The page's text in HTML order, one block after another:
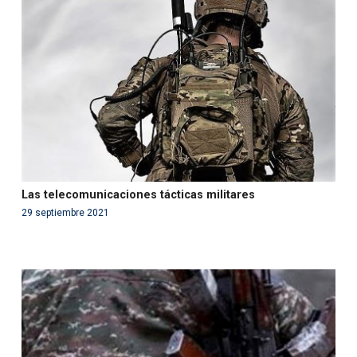
'php' (this will throw an Error in a future version of PHP)
/var/www/acami.es/wp-
content/themes/fundcami/page-publicaciones.php
Las telecomunicaciones tácticas militares
29 septiembre 2021
Warning: Use of undefined constant php - assumed
'php' (this will throw an Error in a future version of PHP)
in/var/www/acami.es/wp-
content/themes/fundcami/page-publicaciones.php